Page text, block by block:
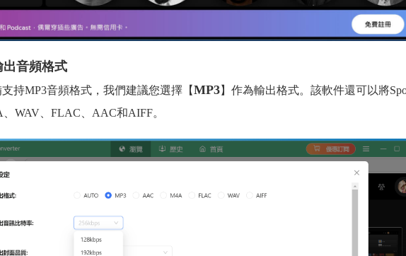
出音頻格式
支持MP3音頻格式，我們建議您選擇【MP3】作為輸出格式。該軟件還可以將
、WAV、FLAC、AAC和AIFF。